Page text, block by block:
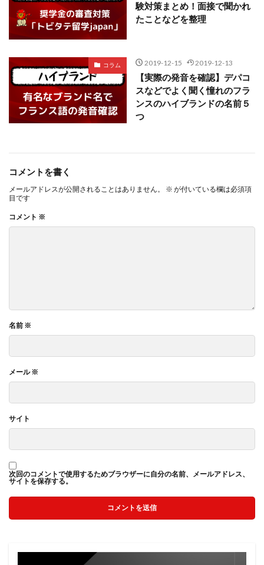
験対策まとめ！面接で聞かれ
たことなどを整理
コラム 2019-12-15 2019-12-13
【実際の発音を確認】デパコ
スなどでよく聞く憧れのフラ
ンスのハイブランドの名前５
つ
コメントを書く
メールアドレスが公開されることはありません。 ※ が付いている欄は必須項
目です
コメント ※
名前 ※
メール※
サイト
次回のコメントで使用するためブラウザーに自分の名前、メールアドレス、
サイトを保存する。